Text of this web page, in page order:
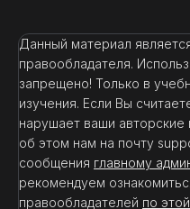
Данный материал
правообладателя.
запрещено! Только в
изучения. Если Вы
нарушает ваши
об этом нам на почту
сообщения главному
рекомендуем
правообладателей по